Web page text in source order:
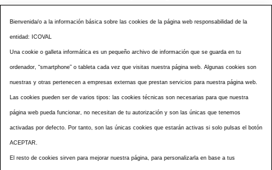
secretaria@icoval.org
¿SABÍAS QUÉ?
CENTROS VETERINARIOS
TABLÓN ANUNCIOS
CURSOS Y EVENTOS
TÉRMINOS Y CONDICIONES
ESPECIAL COVID 19
NOTICIAS
ACCESIBILIDAD
AVISO LEGAL POLÍTICA PRIVACIDAD
Bienvenida/o a la información básica sobre las cookies de la página web responsabilidad de la
entidad: ICOVAL
Una cookie o galleta informática es un pequeño archivo de información que se guarda en tu
ordenador, “smartphone” o tableta cada vez que visitas nuestra página web. Algunas cookies son
nuestras y otras pertenecen a empresas externas que prestan servicios para nuestra página web.
Las cookies pueden ser de varios tipos: las cookies técnicas son necesarias para que nuestra
página web pueda funcionar, no necesitan de tu autorización y son las únicas que tenemos
activadas por defecto. Por tanto, son las únicas cookies que estarán activas si solo pulsas el botón
ACEPTAR.
El resto de cookies sirven para mejorar nuestra página, para personalizarla en base a tus